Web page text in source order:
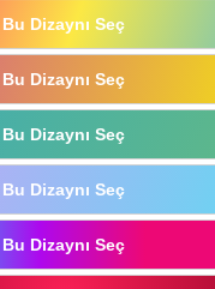
Bu Dizaynı Seç
Bu Dizaynı Seç
Bu Dizaynı Seç
Bu Dizaynı Seç
Bu Dizaynı Seç